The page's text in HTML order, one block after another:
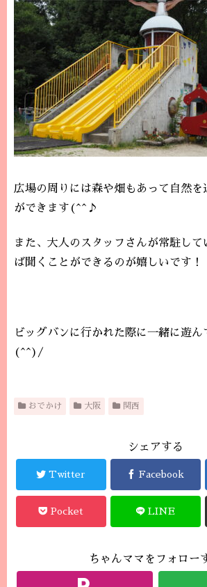
広場の周りには森や畑もあって自然を
ができます(^^♪
また、大人のスタッフさんが常駐して
ば聞くことができるのが嬉しいです！
ビッグバンに行かれた際に一緒に遊
(^^)/
おでかけ 大阪 関西
シェアする
Twitter Facebook
Pocket LINE
ちゃんママをフォロー